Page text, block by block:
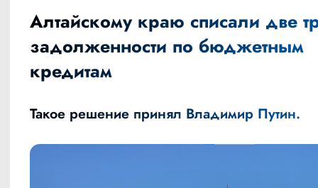
Алтайскому краю списали две
задолженности по бюджетным
кредитам
Такое решение принял Владимир Путин.